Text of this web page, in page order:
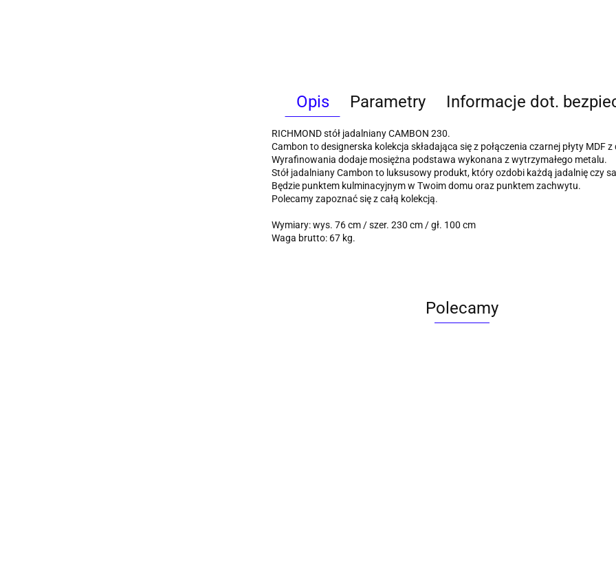
Opis Parametry Informacje dot.
RICHMOND stół jadalniany CAMBON 230.
Cambon to designerska kolekcja składająca się z połączenia czarnej płyty MDF
Wyrafinowania dodaje mosiężna podstawa wykonana z wytrzymałego metalu.
Stół jadalniany Cambon to luksusowy produkt, który ozdobi każdą jadalnię czy
Będzie punktem kulminacyjnym w Twoim domu oraz punktem zachwytu.
Polecamy zapoznać się z całą kolekcją.
Wymiary: wys. 76 cm / szer. 230 cm / gł. 100 cm
Waga brutto: 67 kg.
Polecamy